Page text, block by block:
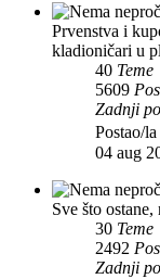
Prvenstva i
kladioničari u
40 Teme
5609
Zadnji
Postao/la
04 aug
Sve što
30 Teme
2492
Zadnji